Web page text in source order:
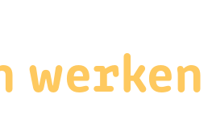
werken